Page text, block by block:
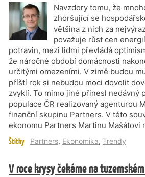
Navzdory tomu, že
zhoršující se
většina z nich za
považuje růst cen
potravin, mezi lidmi převládá
že náročné období domácnosti
určitými omezeními. V zimě budou
příští rok si nebudou moci dovolit
zvyklí. To mimo jiné přinesl nedávný
populace ČR realizovaný agenturou
finanční skupinu Partners. V této
ekonomu Partners Martinu Mašátovi
Štítky Partners, Ekonomika, Trendy
V roce krysy čekáme na